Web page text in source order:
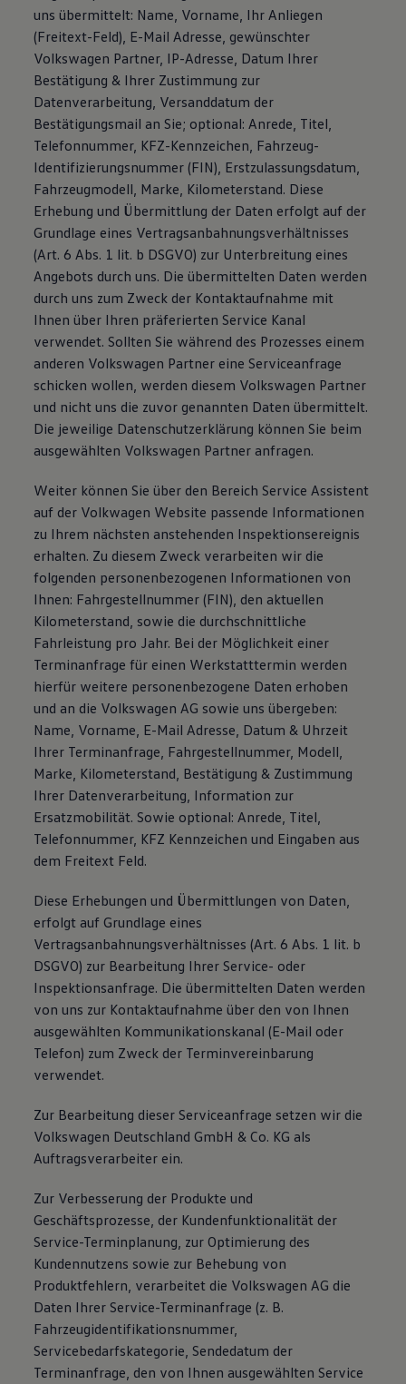
uns übermittelt: Name, Vorname, Ihr Anliegen
(Freitext-Feld), E-Mail Adresse, gewünschter
Volkswagen Partner, IP-Adresse, Datum Ihrer
Bestätigung & Ihrer Zustimmung zur
Datenverarbeitung, Versanddatum der
Bestätigungsmail an Sie; optional: Anrede, Titel,
Telefonnummer, KFZ-Kennzeichen, Fahrzeug-
Identifizierungsnummer (FIN), Erstzulassungsdatum,
Fahrzeugmodell, Marke, Kilometerstand. Diese
Erhebung und Übermittlung der Daten erfolgt auf der
Grundlage eines Vertragsanbahnungsverhältnisses
(Art. 6 Abs. 1 lit. b DSGVO) zur Unterbreitung eines
Angebots durch uns. Die übermittelten Daten werden
durch uns zum Zweck der Kontaktaufnahme mit
Ihnen über Ihren präferierten Service Kanal
verwendet. Sollten Sie während des Prozesses einem
anderen Volkswagen Partner eine Serviceanfrage
schicken wollen, werden diesem Volkswagen Partner
und nicht uns die zuvor genannten Daten übermittelt.
Die jeweilige Datenschutzerklärung können Sie beim
ausgewählten Volkswagen Partner anfragen.
Weiter können Sie über den Bereich Service Assistent
auf der Volkwagen Website passende Informationen
zu Ihrem nächsten anstehenden Inspektionsereignis
erhalten. Zu diesem Zweck verarbeiten wir die
folgenden personenbezogenen Informationen von
Ihnen: Fahrgestellnummer (FIN), den aktuellen
Kilometerstand, sowie die durchschnittliche
Fahrleistung pro Jahr. Bei der Möglichkeit einer
Terminanfrage für einen Werkstatttermin werden
hierfür weitere personenbezogene Daten erhoben
und an die Volkswagen AG sowie uns übergeben:
Name, Vorname, E-Mail Adresse, Datum & Uhrzeit
Ihrer Terminanfrage, Fahrgestellnummer, Modell,
Marke, Kilometerstand, Bestätigung & Zustimmung
Ihrer Datenverarbeitung, Information zur
Ersatzmobilität. Sowie optional: Anrede, Titel,
Telefonnummer, KFZ Kennzeichen und Eingaben aus
dem Freitext Feld.
Diese Erhebungen und Übermittlungen von Daten,
erfolgt auf Grundlage eines
Vertragsanbahnungsverhältnisses (Art. 6 Abs. 1 lit. b
DSGVO) zur Bearbeitung Ihrer Service- oder
Inspektionsanfrage. Die übermittelten Daten werden
von uns zur Kontaktaufnahme über den von Ihnen
ausgewählten Kommunikationskanal (E-Mail oder
Telefon) zum Zweck der Terminvereinbarung
verwendet.
Zur Bearbeitung dieser Serviceanfrage setzen wir die
Volkswagen Deutschland GmbH & Co. KG als
Auftragsverarbeiter ein.
Zur Verbesserung der Produkte und
Geschäftsprozesse, der Kundenfunktionalität der
Service-Terminplanung, zur Optimierung des
Kundennutzens sowie zur Behebung von
Produktfehlern, verarbeitet die Volkswagen AG die
Daten Ihrer Service-Terminanfrage (z. B.
Fahrzeugidentifikationsnummer,
Servicebedarfskategorie, Sendedatum der
Terminanfrage, den von Ihnen ausgewählten Service